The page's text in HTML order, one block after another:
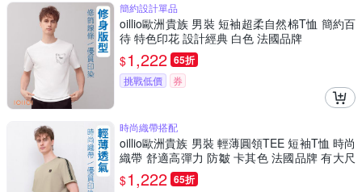
簡約設計單品
oillio歐洲貴族 男裝 短袖超柔自然棉T恤 簡約百
待 特色印花 設計經典 白色 法國品牌
$1,222 65折
挑戰低價 券
時尚織帶搭配
oillio歐洲貴族 男裝 輕薄圓領TEE 短袖T恤 時尚
織帶 舒適高彈力 防皺 卡其色 法國品牌 有大尺
碼
$1,222 65折